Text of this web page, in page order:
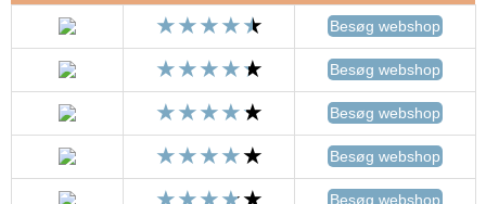
Besøg webshop
Besøg webshop
Besøg webshop
Besøg webshop
Besøg webshop